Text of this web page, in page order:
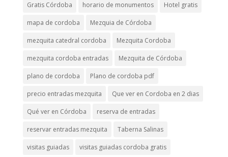
Gratis Córdoba horario de monumentos Hotel gratis
mapa de cordoba Mezquia de Córdoba
mezquita catedral cordoba Mezquita Cordoba
mezquita cordoba entradas Mezquita de Córdoba
plano de cordoba Plano de cordoba pdf
precio entradas mezquita Que ver en Cordoba en 2 dias
Qué ver en Córdoba reserva de entradas
reservar entradas mezquita Taberna Salinas
visitas guiadas visitas guiadas cordoba gratis